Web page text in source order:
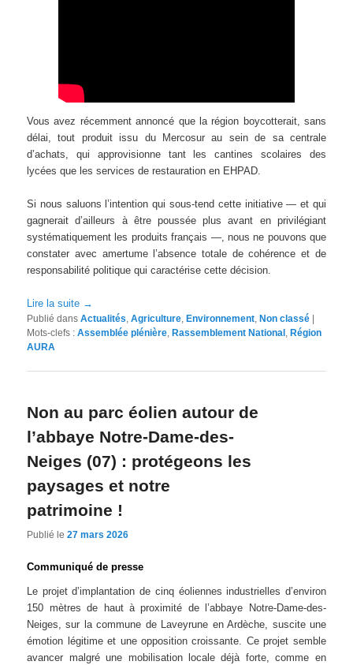
Vous avez récemment annoncé que la région boycotterait, sans
délai, tout produit issu du Mercosur au sein de sa centrale
d’achats, qui approvisionne tant les cantines scolaires des
lycées que les services de restauration en EHPAD.
Si nous saluons l’intention qui sous-tend cette initiative — et qui
gagnerait d’ailleurs à être poussée plus avant en privilégiant
systématiquement les produits français —, nous ne pouvons que
constater avec amertume l’absence totale de cohérence et de
responsabilité politique qui caractérise cette décision.
Lire la suite →
Publié dans Actualités,Agriculture, Environnement, Non classé
Mots-clefs : Assemblée plénière, Rassemblement National , Région
AURA
Non au parc éolien autour de
l’abbaye Notre-Dame-des-
Neiges (07) : protégeons les
paysages et notre
patrimoine !
Publié le27 mars 2026
Communiqué de presse
Le projet d’implantation de cinq éoliennes industrielles d’environ
150 mètres de haut à proximité de l’abbaye Notre-Dame-des-
Neiges, sur la commune de Laveyrune en Ardèche, suscite une
émotion légitime et une opposition croissante. Ce projet semble
avancer malgré une mobilisation locale déjà forte, comme en